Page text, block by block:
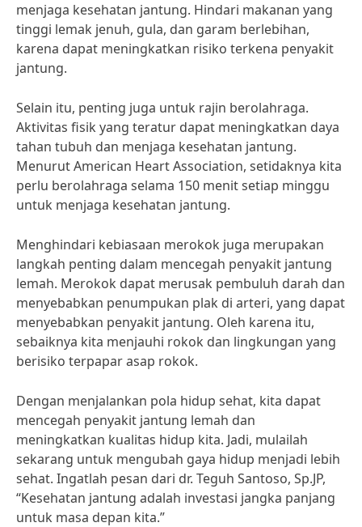
menjaga kesehatan jantung. Hindari makanan yang
tinggi lemak jenuh, gula, dan garam berlebihan,
karena dapat meningkatkan risiko terkena penyakit
jantung.
Selain itu, penting juga untuk rajin berolahraga.
Aktivitas fisik yang teratur dapat meningkatkan daya
tahan tubuh dan menjaga kesehatan jantung.
Menurut American Heart Association, setidaknya kita
perlu berolahraga selama 150 menit setiap minggu
untuk menjaga kesehatan jantung.
Menghindari kebiasaan merokok juga merupakan
langkah penting dalam mencegah penyakit jantung
lemah. Merokok dapat merusak pembuluh darah dan
menyebabkan penumpukan plak di arteri, yang dapat
menyebabkan penyakit jantung. Oleh karena itu,
sebaiknya kita menjauhi rokok dan lingkungan yang
berisiko terpapar asap rokok.
Dengan menjalankan pola hidup sehat, kita dapat
mencegah penyakit jantung lemah dan
meningkatkan kualitas hidup kita. Jadi, mulailah
sekarang untuk mengubah gaya hidup menjadi lebih
sehat. Ingatlah pesan dari dr. Teguh Santoso, Sp.JP,
“Kesehatan jantung adalah investasi jangka panjang
untuk masa depan kita.”